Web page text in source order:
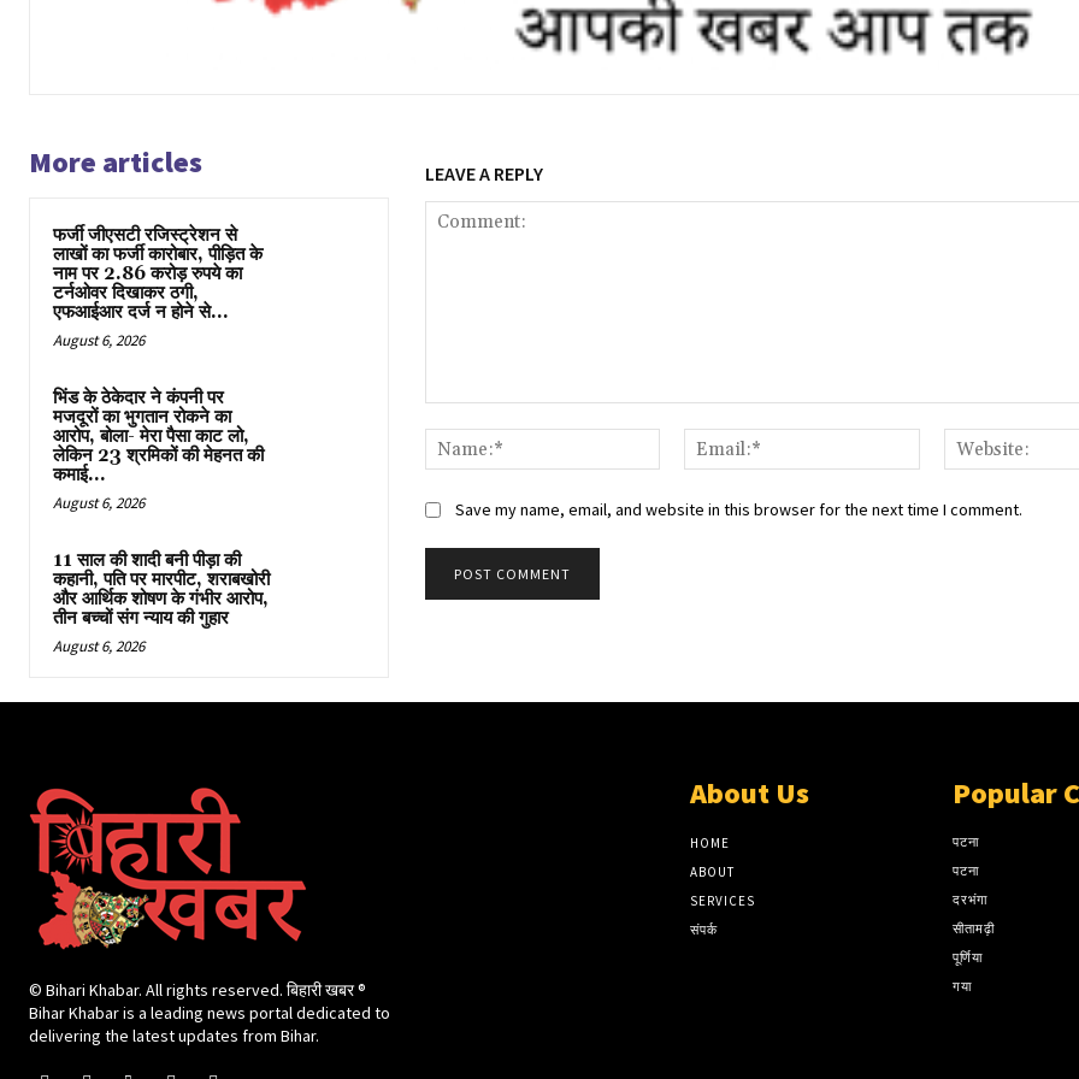
More articles
फर्जी जीएसटी रजिस्ट्रेशन से
लाखों का फर्जी कारोबार, पीड़ित के
नाम पर 2.86 करोड़ रुपये का
टर्नओवर दिखाकर ठगी,
एफआईआर दर्ज न होने से...
August 6, 2026
भिंड के ठेकेदार ने कंपनी पर
मजदूरों का भुगतान रोकने का
आरोप, बोला- मेरा पैसा काट लो,
लेकिन 23 श्रमिकों की मेहनत की
कमाई...
August 6, 2026
11 साल की शादी बनी पीड़ा की
कहानी, पति पर मारपीट, शराबखोरी
और आर्थिक शोषण के गंभीर आरोप,
तीन बच्चों संग न्याय की गुहार
August 6, 2026
LEAVE A REPLY
Name:*
Email:*
Save my name, email, and website in this browser for the next time I comment.
© Bihari Khabar. All rights reserved. बिहारी खबर ®​
Bihar Khabar is a leading news portal dedicated to
delivering the latest updates from Bihar.
About Us
HOME
ABOUT
SERVICES
संपर्क
Popular
पटना
पटना
दरभंगा
सीतामढ़ी
पूर्णिया
गया